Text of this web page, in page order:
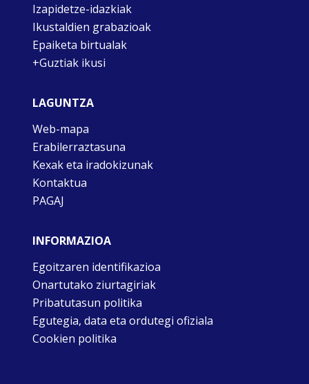
Izapidetze-idazkiak
Ikustaldien grabazioak
Epaiketa birtualak
+Guztiak ikusi
LAGUNTZA
Web-mapa
Erabilerraztasuna
Kexak eta iradokizunak
Kontaktua
PAGAJ
INFORMAZIOA
Egoitzaren identifikazioa
Onartutako ziurtagiriak
Pribatutasun politika
Egutegia, data eta ordutegi ofiziala
Cookien politika